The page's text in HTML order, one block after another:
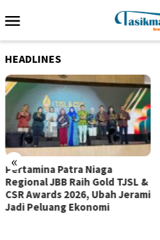
ke
Mobile
HEADLINES
«
Pertamina Patra Niaga
Regional JBB Raih Gold TJSL &
CSR Awards 2026, Ubah Jerami
Jadi Peluang Ekonomi